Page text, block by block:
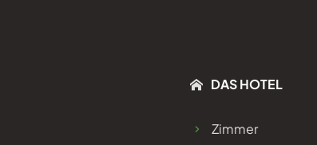
DAS HOTEL
Zimmer